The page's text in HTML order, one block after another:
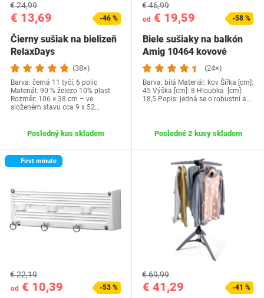
€ 13,69
€ 24,99
-46 %
Čierny sušiak na bielizeň
RelaxDays
(38×)
Barva: černá 11 tyčí, 6 polic
Materiál: 90 % železo 10% plast
Rozměr: 106 × 38 cm – ve
složeném stavu cca 9 x 52…
Posledný kus skladem
od € 19,59
€ 46,99
-58 %
Biele sušiaky na balkón
Amig 10464 kovové
(24×)
Barva: bílá Materiál: kov Šířka [cm]:
45 Výška [cm]: 8 Hloubka [cm]:
18,5 Popis: jedná se o robustní a…
Posledné 2 kusy skladem
First minute
od € 10,39
€ 22,19
-53 % € 41,29
€ 69,99
-41 %